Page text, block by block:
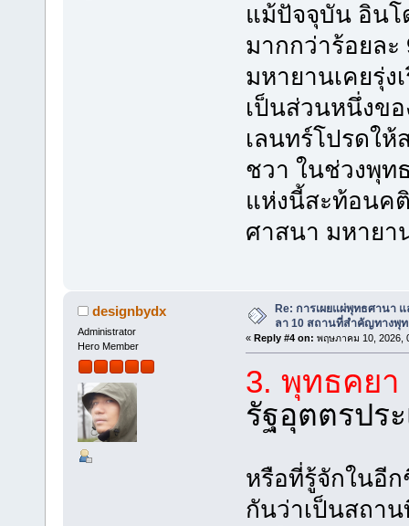
แม้ปัจจุบัน อินโ
มากกว่าร้อยล
มหายานเคยรุ่
เป็นส่วนหนึ่งข
เลนทร์โปรดให้
ชวา ในช่วงพุ
แห่งนี้สะท้อนค
ศาสนา มหายา
designbydx
Administrator
Hero Member
Re: การเผยแผ่พุทธศานา
ลา 10 สถานที่สำคัญทางพุท
« Reply #4 on: พฤษภาคม 10, 2026,
3. พุทธคยา
รัฐอุตตรปร
หรือที่รู้จักในอี
กันว่าเป็นสถา